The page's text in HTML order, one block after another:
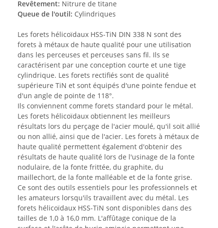
Revêtement: Nitrure de titane
Queue de l'outil: Cylindriques
Les forets hélicoïdaux HSS-TiN DIN 338 N sont des
forets à métaux de haute qualité pour une utilisation
dans les perceuses et perceuses sans fil. Ils se
caractérisent par une conception courte et une tige
cylindrique. Les forets rectifiés sont de qualité
supérieure TiN et sont équipés d'une pointe fendue et
d'un angle de pointe de 118°.
Ils conviennent comme forets standard pour le métal.
Les forets hélicoïdaux obtiennent les meilleurs
résultats lors du perçage de l'acier moulé, qu'il soit allié
ou non allié, ainsi que de l'acier. Les forets à métaux de
haute qualité permettent également d'obtenir des
résultats de haute qualité lors de l'usinage de la fonte
nodulaire, de la fonte frittée, du graphite, du
maillechort, de la fonte malléable et de la fonte grise.
Ce sont des outils essentiels pour les professionnels et
les amateurs lorsqu'ils travaillent avec du métal. Les
forets hélicoïdaux HSS-TiN sont disponibles dans des
tailles de 1,0 à 16,0 mm. L'affûtage conique de la